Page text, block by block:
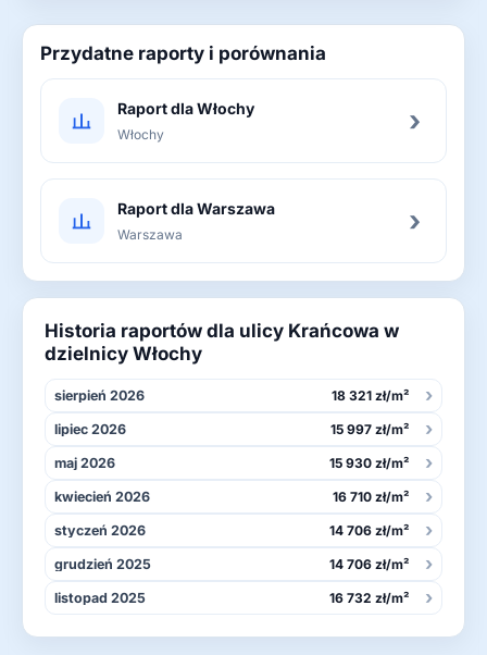
Przydatne raporty i porównania
Raport dla Włochy
Włochy ›
Raport dla Warszawa
Warszawa ›
Historia raportów dla ulicy Krańcowa w
dzielnicy Włochy
sierpień 2026 18 321 zł/m² ›
lipiec 2026 15 997 zł/m² ›
maj 2026 15 930 zł/m² ›
kwiecień 2026 16 710 zł/m² ›
styczeń 2026 14 706 zł/m² ›
grudzień 2025 14 706 zł/m² ›
listopad 2025 16 732 zł/m² ›